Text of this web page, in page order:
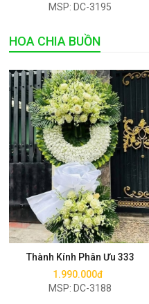
MSP: DC-3195
HOA CHIA BUỒN
Thành Kính Phân Ưu 333
1.990.000đ
MSP: DC-3188
Mua ngay